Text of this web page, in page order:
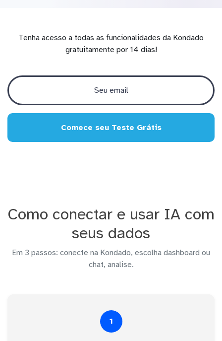
Tenha acesso a todas as funcionalidades da Kondado
gratuitamente por 14 dias!
Comece seu Teste Grátis
Como conectar e usar IA com
seus dados
Em 3 passos: conecte na Kondado, escolha dashboard ou
chat, analise.
1